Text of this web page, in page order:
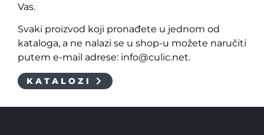
Vas.
Svaki proizvod koji pronađete u jednom od
kataloga, a ne nalazi se u shop-u možete naručiti
putem e-mail adrese: info@culic.net.
KATALOZI